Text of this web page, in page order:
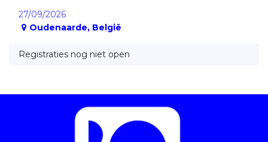
27/09/2026
Oudenaarde, België
Registraties nog niet open